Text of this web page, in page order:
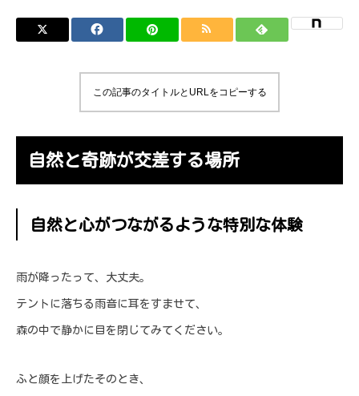
この記事のタイトルとURLをコピーする
自然と奇跡が交差する場所
自然と心がつながるような特別な体験
雨が降ったって、大丈夫。
テントに落ちる雨音に耳をすませて、
森の中で静かに目を閉じてみてください。
ふと顔を上げたそのとき、